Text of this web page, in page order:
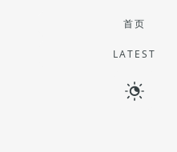
首页
LATEST